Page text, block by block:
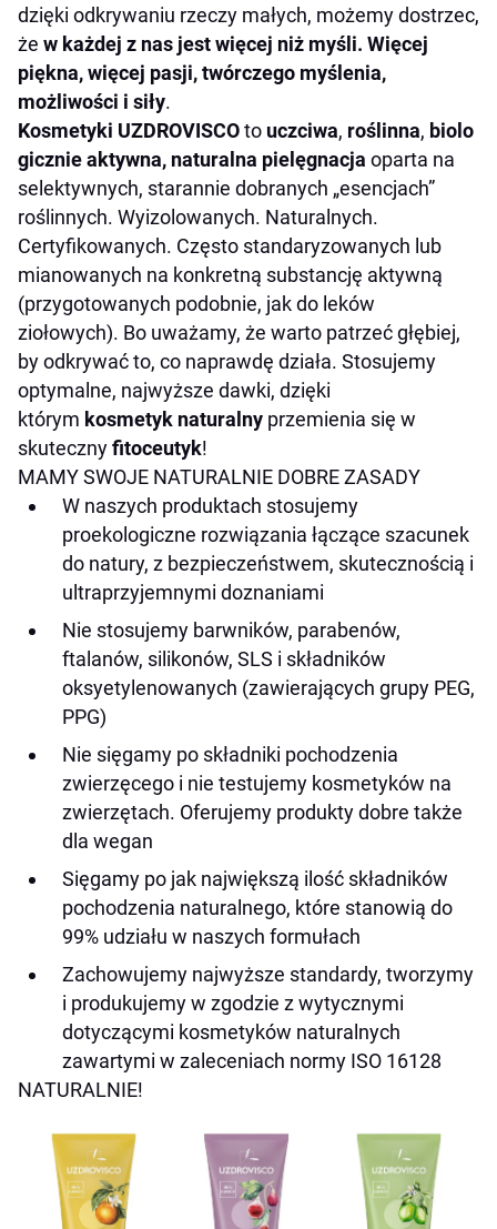
dzięki odkrywaniu rzeczy małych, możemy dostrzec,
że w każdej z nas jest więcej niż myśli. Więcej
piękna, więcej pasji, twórczego myślenia,
możliwości i siły.
Kosmetyki UZDROVISCOto uczciwa, roślinna, biolo
gicznie aktywna, naturalna pielęgnacja oparta na
selektywnych, starannie dobranych „esencjach”
roślinnych. Wyizolowanych. Naturalnych.
Certyfikowanych. Często standaryzowanych lub
mianowanych na konkretną substancję aktywną
(przygotowanych podobnie, jak do leków
ziołowych). Bo uważamy, że warto patrzeć głębiej,
by odkrywać to, co naprawdę działa. Stosujemy
optymalne, najwyższe dawki, dzięki
którym kosmetyk naturalny przemienia się w
skutecznyfitoceutyk!
MAMY SWOJE NATURALNIE DOBRE ZASADY
W naszych produktach stosujemy
proekologiczne rozwiązania łączące szacunek
do natury, z bezpieczeństwem, skutecznością i
ultraprzyjemnymi doznaniami
Nie stosujemy barwników, parabenów,
ftalanów, silikonów, SLS i składników
oksyetylenowanych (zawierających grupy PEG,
PPG)
Nie sięgamy po składniki pochodzenia
zwierzęcego i nie testujemy kosmetyków na
zwierzętach. Oferujemy produkty dobre także
dla wegan
Sięgamy po jak największą ilość składników
pochodzenia naturalnego, które stanowią do
99% udziału w naszych formułach
Zachowujemy najwyższe standardy, tworzymy
i produkujemy w zgodzie z wytycznymi
dotyczącymi kosmetyków naturalnych
zawartymi w zaleceniach normy ISO 16128
NATURALNIE!